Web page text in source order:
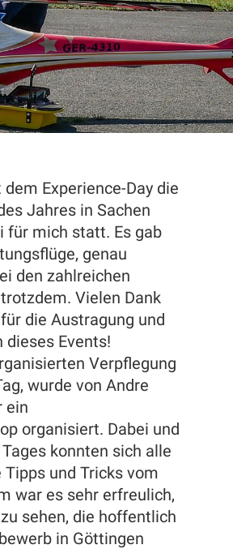
Experience-Day die
Jahres in Sachen
für mich statt. Es gab
genau
den zahlreichen
Vielen Dank
die Austragung und
Events!
Verpflegung
wurde von Andre
ein
organisiert. Dabei und
konnten sich alle
und Tricks vom
war es sehr erfreulich,
sehen, die hoffentlich
in Göttingen